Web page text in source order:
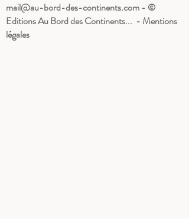
mail@au-bord-des-continents.com - ©
Editions Au Bord des Continents... - Mentions
légales